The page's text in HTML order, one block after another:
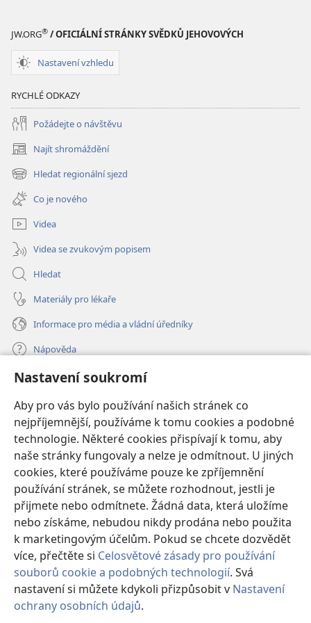
Nastavení soukromí
Aby pro vás bylo používání našich stránek co
nejpříjemnější, používáme k tomu cookies a podobné
technologie. Některé cookies přispívají k tomu, aby
naše stránky fungovaly a nelze je odmítnout. U jiných
cookies, které používáme pouze ke zpříjemnění
používání stránek, se můžete rozhodnout, jestli je
přijmete nebo odmítnete. Žádná data, která uložíme
nebo získáme, nebudou nikdy prodána nebo použita
k marketingovým účelům. Pokud se chcete dozvědět
více, přečtěte si Celosvětové zásady pro používání
souborů cookie a podobných technologií. Svá
nastavení si můžete kdykoli přizpůsobit v Nastavení
ochrany osobních údajů.
JW.ORG® / OFICIÁLNÍ STRÁNKY SVĚDKŮ JEHOVOVÝCH
Nastavení vzhledu
RYCHLÉ ODKAZY
Požádejte o návštěvu
Najít shromáždění
(otevřeno
nové
okno)
Hledat regionální sjezd
(otevřeno
nové
okno)
Co je nového
Videa
Videa se zvukovým popisem
Hledat
Materiály pro lékaře
Informace pro média a vládní úředníky
Nápověda
Dary
nové
okno) ONLINE KNIHOVNA Strážné věže
(otevřeno
nové
okno)JW Hub®
(otevřeno
nové
okno)JW Library ®
Watchtower Library
Copyright© 2026 Watch Tower Bible and Tract Society of Pennsylvania.
PODMÍNKY POUŽITÍ|OCHRANA SOUKROMÍ
SOUKROMÍ